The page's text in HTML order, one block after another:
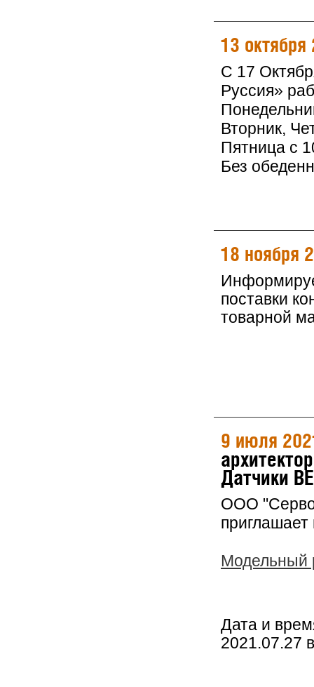
13 октября
С 17
Руссия»
Вторник,
Пятница с
Без
18 ноября
поставки
товарной
9 июля
Датчики
ООО
Модельный
Дата и
2021.07.27